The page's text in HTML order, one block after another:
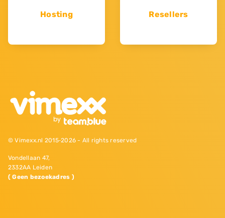
Hosting Resellers
© Vimexx.nl 2015‐2026 - All rights reserved
Vondellaan 47,
2332AA Leiden
( Geen bezoekadres )